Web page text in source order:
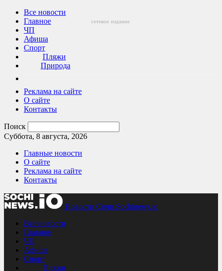
Все новости
Главное
ЧП
Афиша
Спорт
Пляжи
Природа
Реклама на сайте
О сайте
Контакты
Поиск
Суббота, 8 августа, 2026
Главные новости
О сайте
Реклама на сайте
Контакты
Новости Сочи Sochinews.io
сетевое издание
Все новости
Главное
ЧП
Афиша
Спорт
Пляжи